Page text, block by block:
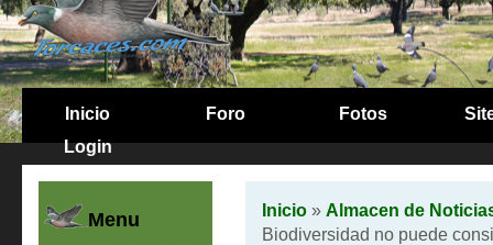
Inicio Foro Fotos
Login
Menu Inicio» Almacen de
Biodiversidad no puede